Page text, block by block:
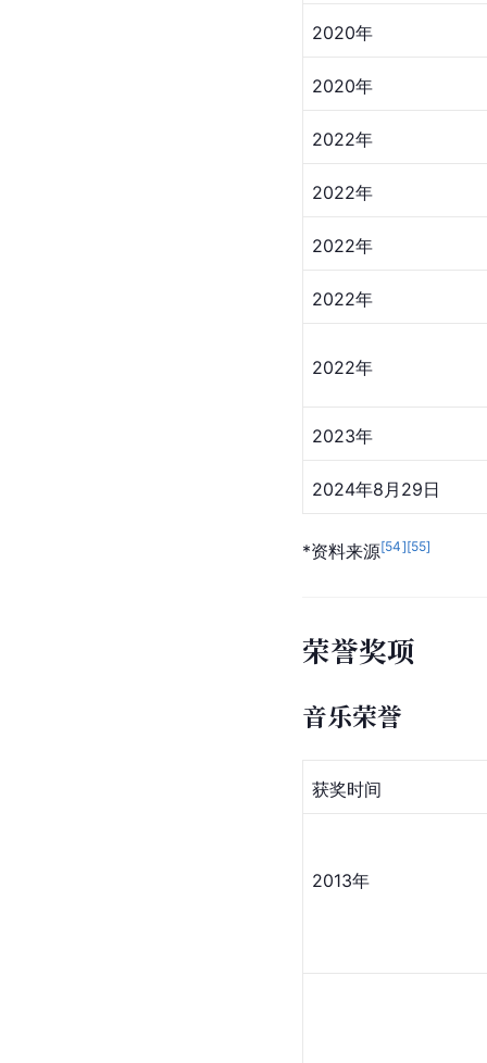
2020年
2020年
2022年
2022年
2022年
2022年
2022年
2023年
2024年8月29日
*资料来源[54][55]
荣誉奖项
音乐荣誉
获奖时间
2013年